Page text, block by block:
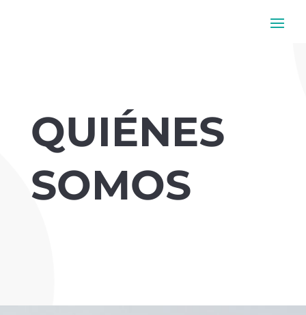
QUIÉNES
SOMOS